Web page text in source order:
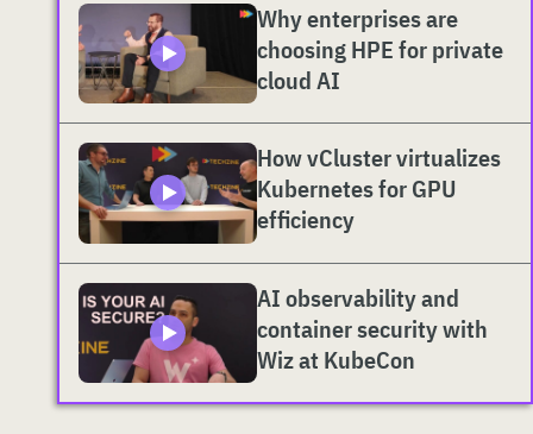
Why enterprises are
choosing HPE for private
cloud AI
How vCluster virtualizes
Kubernetes for GPU
efficiency
AI observability and
container security with
Wiz at KubeCon